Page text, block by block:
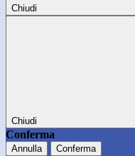
Chiudi
Chiudi
Conferma
Annulla Conferma